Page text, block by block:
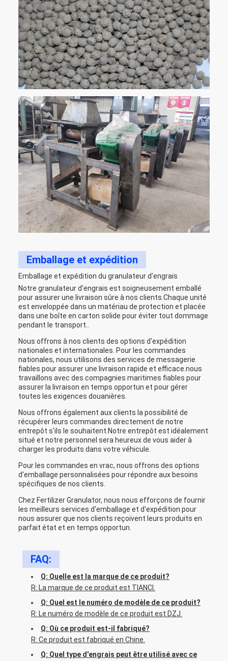
Taille des
granulés
finis
Φ2,5 à
Φ10
Φ2,5 à
Φ10
Φ2,5 à
Φ10
Humidité du
matériau
2% à 5% 2% à 5% 2% à 5%
Emballage et expédition
Emballage et expédition du granulateur d'engrais
Notre granulateur d'engrais est soigneusement emballé
pour assurer une livraison sûre à nos clients.Chaque unité
est enveloppée dans un matériau de protection et placée
dans une boîte en carton solide pour éviter tout dommage
pendant le transport..
Nous offrons à nos clients des options d'expédition
nationales et internationales. Pour les commandes
nationales, nous utilisons des services de messagerie
fiables pour assurer une livraison rapide et efficace.nous
travaillons avec des compagnies maritimes fiables pour
assurer la livraison en temps opportun et pour gérer
toutes les exigences douanières.
Nous offrons également aux clients la possibilité de
récupérer leurs commandes directement de notre
entrepôt s'ils le souhaitent.Notre entrepôt est idéalement
situé et notre personnel sera heureux de vous aider à
charger les produits dans votre véhicule.
Pour les commandes en vrac, nous offrons des options
d'emballage personnalisées pour répondre aux besoins
spécifiques de nos clients.
Chez Fertilizer Granulator, nous nous efforçons de fournir
les meilleurs services d'emballage et d'expédition pour
nous assurer que nos clients reçoivent leurs produits en
parfait état et en temps opportun.
FAQ:
Q: Quelle est la marque de ce produit?
R: La marque de ce produit est TIANCI.
Q: Quel est le numéro de modèle de ce produit?
R: Le numéro de modèle de ce produit est DZJ.
Q: Où ce produit est-il fabriqué?
R: Ce produit est fabriqué en Chine.
Q: Quel type d'engrais peut être utilisé avec ce